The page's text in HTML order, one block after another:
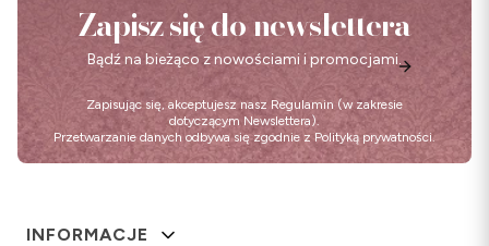
Zapisz się do newslettera
Bądź na bieżąco z nowościami i promocjami.
Zapisując się, akceptujesz nasz Regulamin (w zakresie
dotyczącym Newslettera).
Przetwarzanie danych odbywa się zgodnie z Polityką prywatności.
Linki w stopce
INFORMACJE